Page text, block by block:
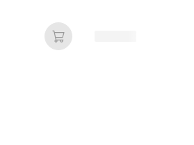
Ajouter au panier